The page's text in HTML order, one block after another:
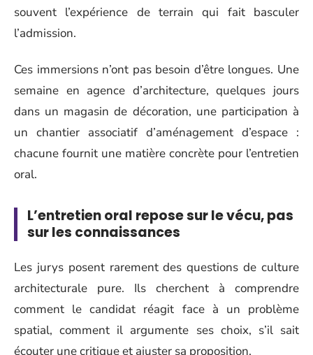
souvent l’expérience de terrain qui fait basculer
l’admission.
Ces immersions n’ont pas besoin d’être longues. Une
semaine en agence d’architecture, quelques jours
dans un magasin de décoration, une participation à
un chantier associatif d’aménagement d’espace :
chacune fournit une matière concrète pour l’entretien
oral.
L’entretien oral repose sur le vécu, pas
sur les connaissances
Les jurys posent rarement des questions de culture
architecturale pure. Ils cherchent à comprendre
comment le candidat réagit face à un problème
spatial, comment il argumente ses choix, s’il sait
écouter une critique et ajuster sa proposition.